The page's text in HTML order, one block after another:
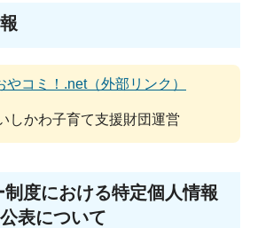
やコミ！.net（外部リンク）
しかわ子育て支援財団運営
度における特定個人情報
表について